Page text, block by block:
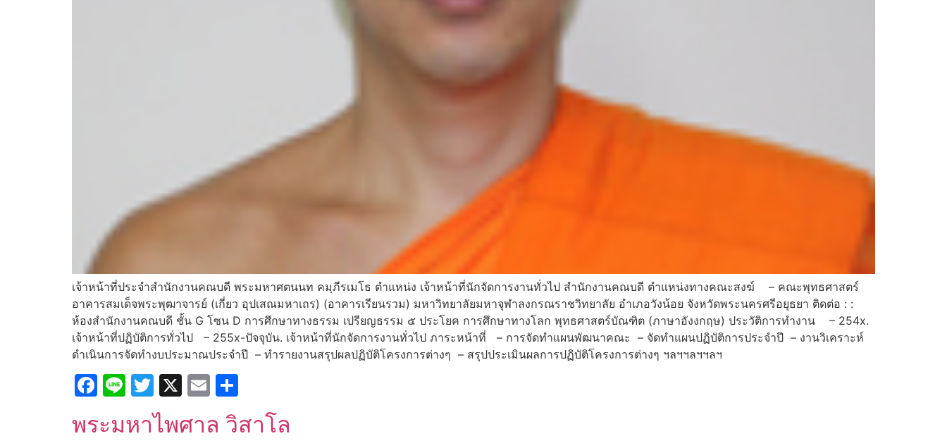
เจ้าหน้าที่ประจำสำนักงานคณบดี พระมหาศตนนท คมฺภีรเมโธ ตำแหน่ง เจ้าหน้าที่นักจัดการงานทั่วไป สำนักงานคณบดี ตำแหน่งทางคณะสงฆ์ – คณะพุทธศาสตร์
อาคารสมเด็จพระพุฒาจารย์ (เกี่ยว อุปเสณมหาเถร) (อาคารเรียนรวม) มหาวิทยาลัยมหาจุฬาลงกรณราชวิทยาลัย อำเภอวังน้อย จังหวัดพระนครศรีอยุธยา ติดต่อ : :
ห้องสำนักงานคณบดี ชั้น G โซน D การศึกษาทางธรรม เปรียญธรรม ๕ ประโยค การศึกษาทางโลก พุทธศาสตร์บัณฑิต (ภาษาอังงกฤษ) ประวัติการทำงาน – 254x.
เจ้าหน้าที่ปฏิบัติการทั่วไป – 255x-ปัจจุบัน. เจ้าหน้าที่นักจัดการงานทั่วไป ภาระหน้าที่ – การจัดทำแผนพัฒนาคณะ – จัดทำแผนปฏิบัติการประจำปี – งานวิเคราะห์
ดำเนินการจัดทำงบประมาณประจำปี – ทำรายงานสรุปผลปฏิบัติโครงการต่างๆ – สรุปประเมินผลการปฏิบัติโครงการต่างๆ ฯลฯฯลฯฯลฯ
Facebook
LineTwitter
X Email
พระมหาไพศาล วิสาโล